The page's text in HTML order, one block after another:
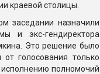
краевой столицы.
заседании назначили
и экс-гендиректора
Это решение было
голосования только
полномочий